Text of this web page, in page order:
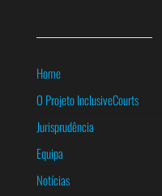
Home
O Projeto InclusiveCourts
Jurisprudência
Equipa
Notícias